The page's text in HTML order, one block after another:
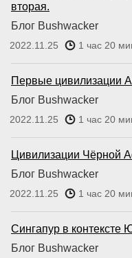
вторая.
Блог Bushwacker
2022.11.25 1 час 20
Первые цивилизации
Блог Bushwacker
2022.11.25 1 час 20
Цивилизации Чёрной
Блог Bushwacker
2022.11.25 1 час 20
Сингапур в контексте
Блог Bushwacker